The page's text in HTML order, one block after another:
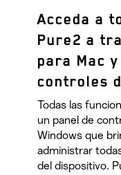
Acceda a
Pure2 a
para Mac
controles
Todas las
un panel de
Windows que
administrar
del dispositivo.